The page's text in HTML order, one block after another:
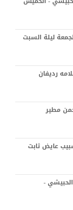
ليلة السبت
رديفان
مطير
عايض ثابت
-